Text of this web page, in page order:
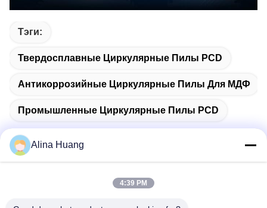
Тэги:
Твердосплавные Циркулярные Пилы PCD
Антикоррозийные Циркулярные Пилы Для МДФ
Промышленные Циркулярные Пилы PCD
Быстрый контакт
Alina Huang
4:39 PM